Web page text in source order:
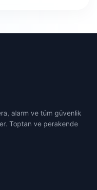
alarm ve tüm güvenlik
Toptan ve perakende